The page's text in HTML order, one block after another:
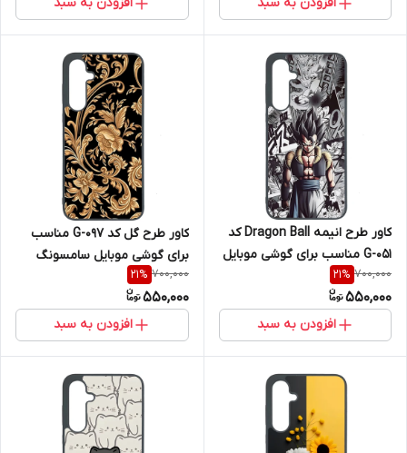
کاور طرح انیمه Dragon Ball کد
G-051 مناسب برای گوشی موبایل
سامسونگ Galaxy A36
700,000
21%
550,000
افزودن به سبد
کاور طرح گل کد G-097 مناسب
برای گوشی موبایل سامسونگ
Galaxy A36
700,000
21%
550,000
افزودن به سبد